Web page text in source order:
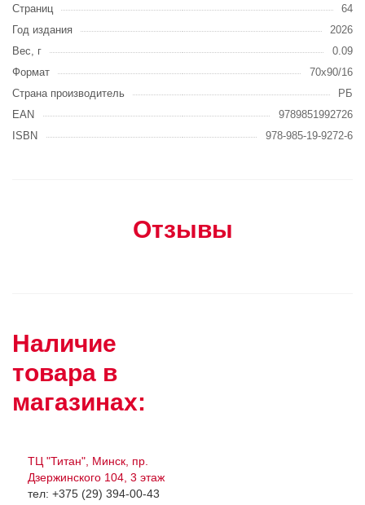
Страниц
64
Год издания
2026
Вес, г
0.09
Формат
70х90/16
Страна производитель
РБ
EAN
9789851992726
ISBN
978-985-19-9272-6
Отзывы
Наличие
товара в
магазинах:
ТЦ "Титан", Минск, пр.
Дзержинского 104, 3 этаж
тел: +375 (29) 394-00-43